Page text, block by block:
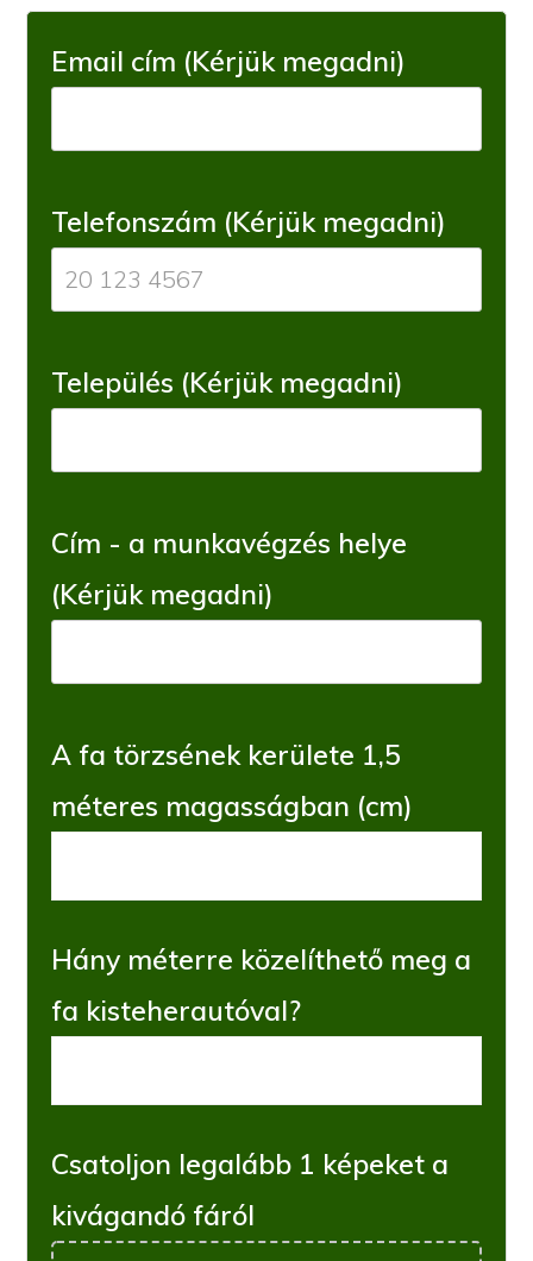
Email cím (Kérjük megadni)
Telefonszám (Kérjük megadni)
Település (Kérjük megadni)
Cím - a munkavégzés helye
(Kérjük megadni)
A fa törzsének kerülete 1,5
méteres magasságban (cm)
Hány méterre közelíthető meg a
fa kisteherautóval?
Csatoljon legalább 1 képeket a
kivágandó fáról